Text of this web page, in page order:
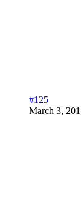
#125
March 3,